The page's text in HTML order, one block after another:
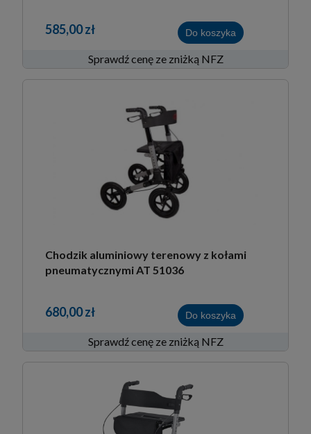
585,00 zł Do koszyka
Sprawdź cenę ze zniżką NFZ
Chodzik aluminiowy terenowy z kołami
pneumatycznymi AT 51036
680,00 zł Do koszyka
Sprawdź cenę ze zniżką NFZ